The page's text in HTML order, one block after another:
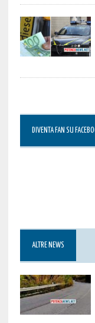
DIVENTA FAN SU
ALTRE NEWS